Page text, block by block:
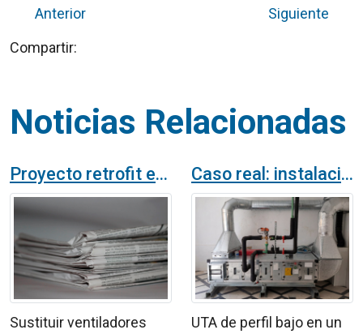
Anterior
Siguiente
Compartir:
Noticias Relacionadas
Proyecto retrofit en el sistema de ventilación de una imprenta
Sustituir ventiladores
Caso real: instalación de UTA de perfil bajo en sala blanca
UTA de perfil bajo en un